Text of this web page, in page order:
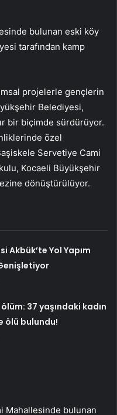
bulunan eski köy
tarafından kamp
projelerle gençlerin
Belediyesi,
bir biçimde sürdürüyor.
özel
Servetiye Cami
Kocaeli Büyükşehir
dönüştürülüyor.
Akbük’te Yol Yapım
37 yaşındaki kadın
ölü bulundu!
Mahallesinde bulunan